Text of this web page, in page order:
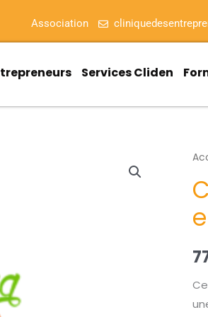
Association
Services Cliden